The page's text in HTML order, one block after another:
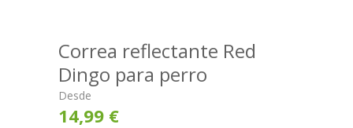
Correa reflectante Red
Dingo para perro
Desde
14,99 €